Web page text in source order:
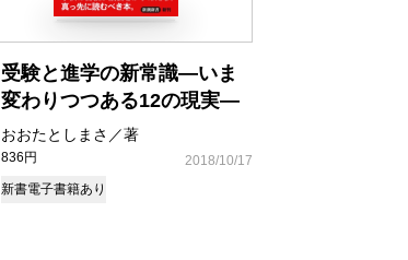
受験と進学の新常識―いま
変わりつつある12の現実―
おおたとしまさ／著
836円
2018/10/17
新書電子書籍あり